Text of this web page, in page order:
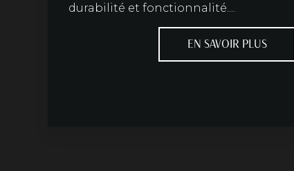
durabilité et fonctionnalité....
EN SAVOIR PLUS